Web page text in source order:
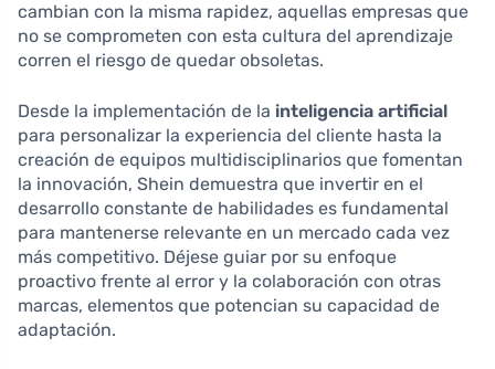
cambian con la misma rapidez, aquellas empresas que
no se comprometen con esta cultura del aprendizaje
corren el riesgo de quedar obsoletas.
Desde la implementación de la inteligencia artificial
para personalizar la experiencia del cliente hasta la
creación de equipos multidisciplinarios que fomentan
la innovación, Shein demuestra que invertir en el
desarrollo constante de habilidades es fundamental
para mantenerse relevante en un mercado cada vez
más competitivo. Déjese guiar por su enfoque
proactivo frente al error y la colaboración con otras
marcas, elementos que potencian su capacidad de
adaptación.